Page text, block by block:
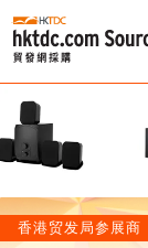
香港贸发局参展商